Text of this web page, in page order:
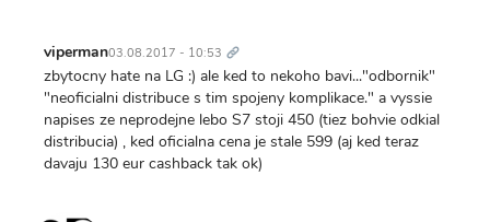
viperman03.08.2017 - 10:53 odkaz
zbytocny hate na LG :) ale ked to nekoho bavi..."odbornik"
"neoficialni distribuce s tim spojeny komplikace." a vyssie
napises ze neprodejne lebo S7 stoji 450 (tiez bohvie odkial
distribucia) , ked oficialna cena je stale 599 (aj ked teraz
davaju 130 eur cashback tak ok)